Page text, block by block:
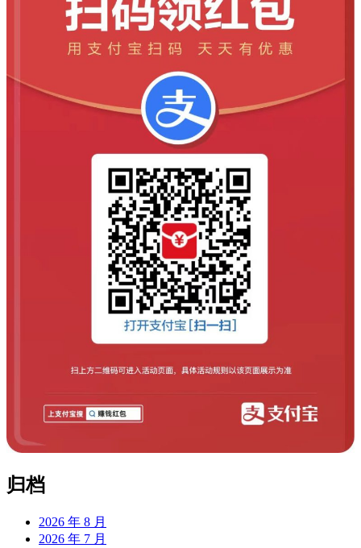
归档
2026 年 8 月
2026 年 7 月